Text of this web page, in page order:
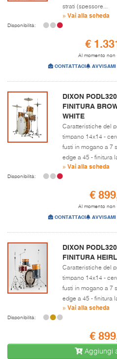
strati (spessore...
» Vai alla scheda
Disponibilità:
€
Al momento non
CONTATTACI AVVISAMI
DIXON
FINITURA
WHITE
Caratteristiche del
timpano 14x14 -
fusti in mogano a 7
edge a 45 - finitura
» Vai alla scheda
Disponibilità:
€
Al momento non
CONTATTACI AVVISAMI
DIXON
FINITURA
Caratteristiche del
timpano 14x14 -
fusti in mogano a 7
edge a 45 - finitura
» Vai alla scheda
Disponibilità:
€
Aggiungi